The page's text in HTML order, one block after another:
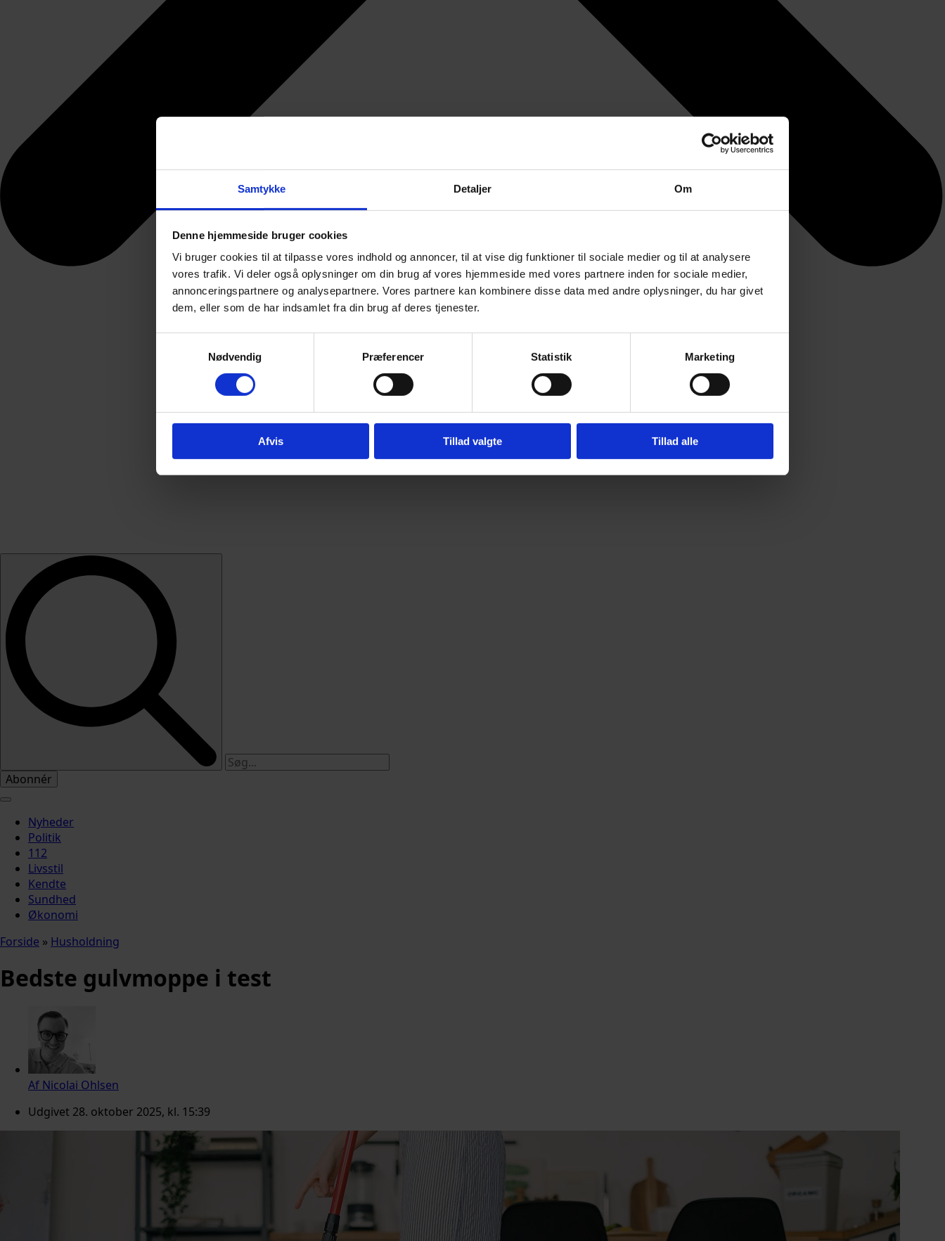
Samtykke Detaljer Om
Denne hjemmeside bruger cookies
Vi bruger cookies til at tilpasse vores indhold og annoncer, til at vise dig funktioner til sociale medier og til at analysere
vores trafik. Vi deler også oplysninger om din brug af vores hjemmeside med vores partnere inden for sociale medier,
annonceringspartnere og analysepartnere. Vores partnere kan kombinere disse data med andre oplysninger, du har givet
dem, eller som de har indsamlet fra din brug af deres tjenester.
Nødvendig
Præferencer Statistik Marketing
Afvis Tillad valgte Tillad alle
Abonnér
Nyheder
Politik
112
Livsstil
Kendte
Sundhed
Økonomi
Forside » Husholdning
Bedste gulvmoppe i test
Af Nicolai Ohlsen
Udgivet 28. oktober 2025, kl. 15:39